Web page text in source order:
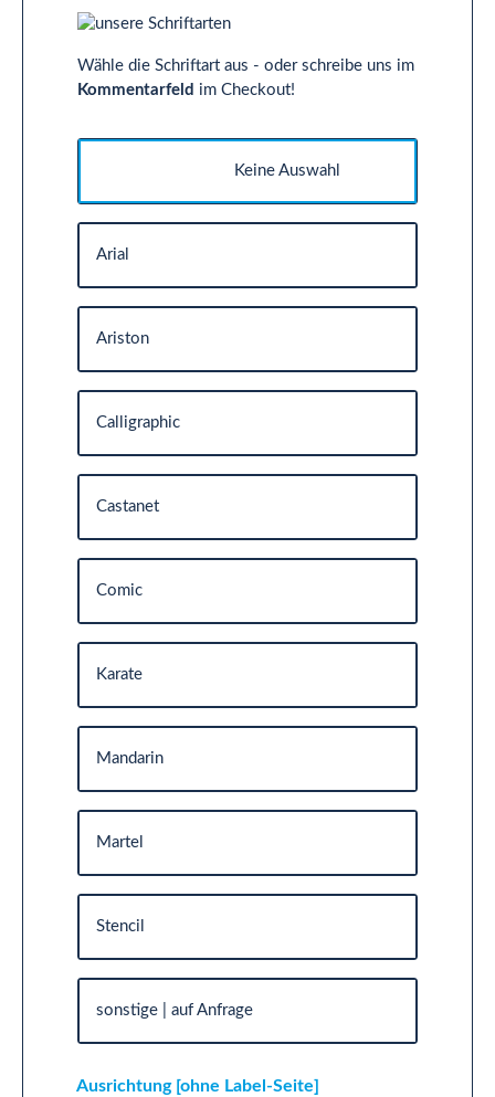
Wähle die Schriftart aus - oder schreibe uns im
Kommentarfeld im Checkout!
Keine Auswahl
Arial
Ariston
Calligraphic
Castanet
Comic
Karate
Mandarin
Martel
Stencil
sonstige | auf Anfrage
Ausrichtung [ohne Label-Seite]